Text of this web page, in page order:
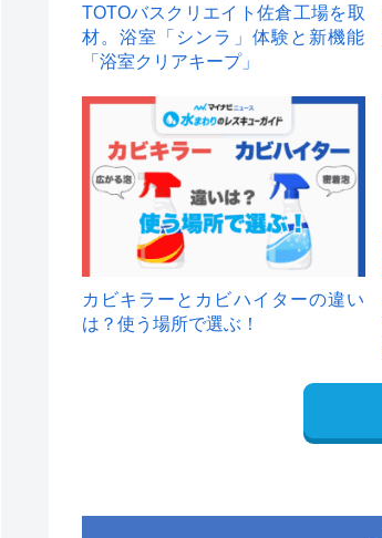
TOTOバスクリエイト佐倉工場を取
材。浴室「シンラ」体験と新機能
「浴室クリアキープ」
カビキラーとカビハイターの違い
は？使う場所で選ぶ！